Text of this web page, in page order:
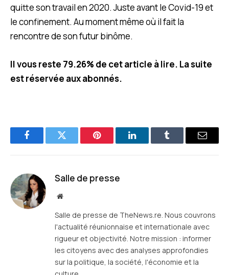
quitte son travail en 2020. Juste avant le Covid-19 et
le confinement. Au moment même où il fait la
rencontre de son futur binôme.
Il vous reste 79.26% de cet article à lire. La suite
est réservée aux abonnés.
FacebookTwitter Pinterest LinkedInTumblr
E-
Salle de presse
Site
Salle de presse de TheNews.re. Nous couvrons
l'actualité réunionnaise et internationale avec
rigueur et objectivité. Notre mission : informer
les citoyens avec des analyses approfondies
sur la politique, la société, l'économie et la